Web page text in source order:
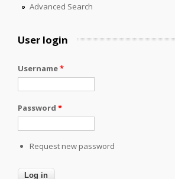
Advanced Search
User login
Username*
Password *
Request new password